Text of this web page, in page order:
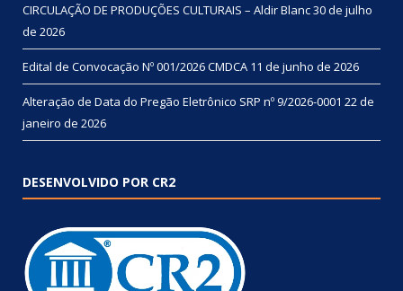
CIRCULAÇÃO DE PRODUÇÕES CULTURAIS – Aldir Blanc30 de julho
de 2026
Edital de Convocação Nº 001/2026 CMDCA 11 de junho de 2026
Alteração de Data do Pregão Eletrônico SRP nº 9/2026-0001 22 de
janeiro de 2026
DESENVOLVIDO POR CR2